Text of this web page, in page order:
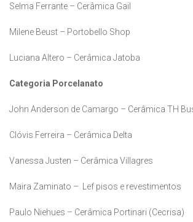
Selma Ferrante – Cerâmica Gail
Milene Beust – Portobello Shop
Luciana Altero – Cerâmica Jatoba
Categoria Porcelanato
John Anderson de Camargo – Cerâmica TH
Clóvis Ferreira – Cerâmica Delta
Vanessa Justen – Cerâmica Villagres
Maira Zaminato – Lef pisos e revestimentos
Paulo Niehues – Cerâmica Portinari (Cecrisa)